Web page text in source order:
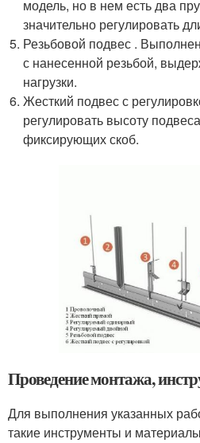
модель, но в нем есть два
значительно регулировать
Резьбовой подвес .
с нанесенной резьбой,
нагрузки.
Жесткий подвес с
регулировать высоту
фиксирующих скоб.
Проведение монтажа,
Для выполнения указанных
такие инструменты и